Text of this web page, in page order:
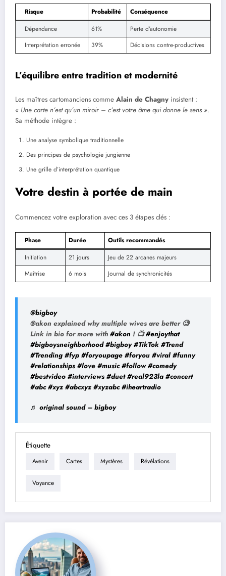
Risque Probabilité
Conséquence
Dépendance
61%
Perte d’autonomie
Interprétation erronée
39% Décisions contre-productives
L’équilibre entre tradition et modernité
Les maîtres cartomanciens comme Alain de Chagny insistent :
« Une carte n’est qu’un miroir – c’est votre âme qui donne le sens ».
Sa méthode intègre :
Une analyse symbolique traditionnelle
Des principes de psychologie jungienne
Une grille d’interprétation quantique
Votre destin à portée de main
Commencez votre exploration avec ces 3 étapes clés :
Phase Durée
Outils recommandés
Initiation
21 jours
Jeu de 22 arcanes majeurs
Maîtrise
6 mois Journal de synchronicités
@bigboy
@akon explained why multiple wives are better 🧐
Link in bio for more with #akon ! 📺#enjoythat
#bigboysneighborhood #bigboy #TikTok #Trend
#Trending #fyp #foryoupage #foryou #viral #funny
#relationships #love #music #follow #comedy
#bestvideo #interviews #duet #real923la #concert
#abc #xyz #abcxyz #xyzabc #iheartradio
♬ original sound – bigboy
Étiquette
Avenir Cartes Mystères Révélations
Voyance